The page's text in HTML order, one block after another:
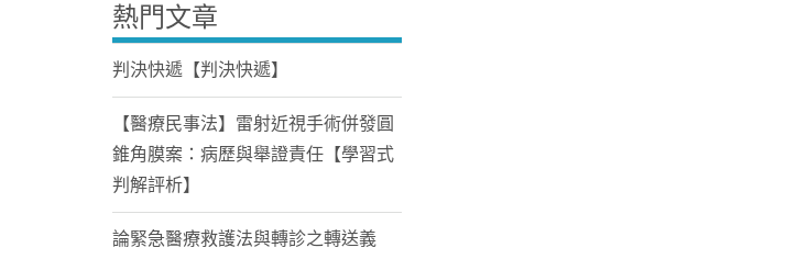
熱門文章
判決快遞【判決快遞】
【醫療民事法】雷射近視手術併發圓
錐角膜案：病歷與舉證責任【學習式
判解評析】
論緊急醫療救護法與轉診之轉送義